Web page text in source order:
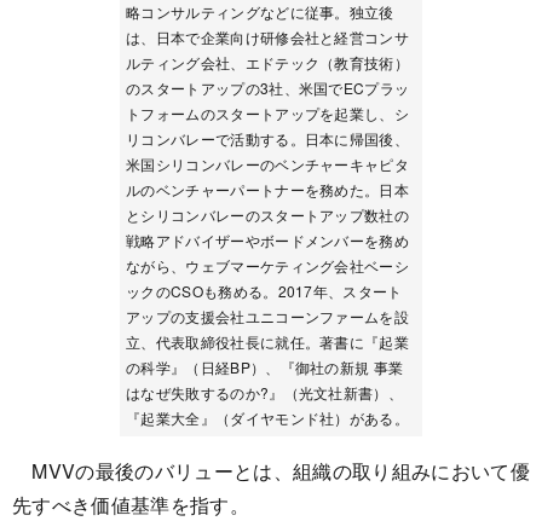
略コンサルティングなどに従事。独立後
は、日本で企業向け研修会社と経営コンサ
ルティング会社、エドテック（教育技術）
のスタートアップの3社、米国でECプラッ
トフォームのスタートアップを起業し、シ
リコンバレーで活動する。日本に帰国後、
米国シリコンバレーのベンチャーキャピタ
ルのベンチャーパートナーを務めた。日本
とシリコンバレーのスタートアップ数社の
戦略アドバイザーやボードメンバーを務め
ながら、ウェブマーケティング会社ベーシ
ックのCSOも務める。2017年、スタート
アップの支援会社ユニコーンファームを設
立、代表取締役社長に就任。著書に『起業
の科学』（日経BP）、『御社の新規 事業
はなぜ失敗するのか?』（光文社新書）、
『起業大全』（ダイヤモンド社）がある。
MVVの最後のバリューとは、組織の取り組みにおいて優
先すべき価値基準を指す。